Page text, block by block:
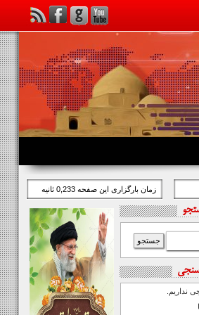
زمان بارگزاری این صفحه 0,233 ثانیه
نداریم.